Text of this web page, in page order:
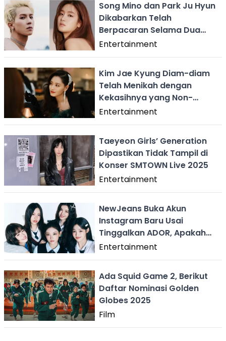
Song Mino dan Park Ju Hyun
Dikabarkan Telah
Berpacaran Selama Dua
Tahun
Entertainment
Kim Jae Kyung Diam-diam
Telah Menikah dengan
Kekasihnya yang Non-
Selebriti
Entertainment
Taeyeon Girls’ Generation
Dipastikan Tidak Tampil di
Konser SMTOWN Live 2025
Entertainment
NewJeans Buka Akun
Instagram Baru Usai
Tinggalkan ADOR, Apakah
Namanya?
Entertainment
Ada Squid Game 2, Berikut
Daftar Nominasi Golden
Globes 2025
Film